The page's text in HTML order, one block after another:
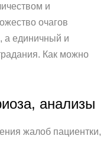
и
очагов
а единичный и
Как можно
анализы
жалоб пациентки,